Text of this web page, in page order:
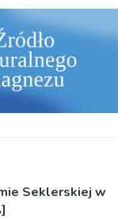
Seklerskiej w